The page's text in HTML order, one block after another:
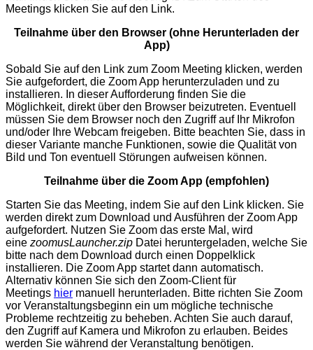
Meetings klicken Sie auf den Link.
Teilnahme über den Browser (ohne Herunterladen der
App)
Sobald Sie auf den Link zum Zoom Meeting klicken, werden
Sie aufgefordert, die Zoom App herunterzuladen und zu
installieren. In dieser Aufforderung finden Sie die
Möglichkeit, direkt über den Browser beizutreten. Eventuell
müssen Sie dem Browser noch den Zugriff auf Ihr Mikrofon
und/oder Ihre Webcam freigeben. Bitte beachten Sie, dass in
dieser Variante manche Funktionen, sowie die Qualität von
Bild und Ton eventuell Störungen aufweisen können.
Teilnahme über die Zoom App (empfohlen)
Starten Sie das Meeting, indem Sie auf den Link klicken. Sie
werden direkt zum Download und Ausführen der Zoom App
aufgefordert. Nutzen Sie Zoom das erste Mal, wird
eine zoomusLauncher.zip Datei heruntergeladen, welche Sie
bitte nach dem Download durch einen Doppelklick
installieren. Die Zoom App startet dann automatisch.
Alternativ können Sie sich den Zoom-Client für
Meetings hier manuell herunterladen. Bitte richten Sie Zoom
vor Veranstaltungsbeginn ein um mögliche technische
Probleme rechtzeitig zu beheben. Achten Sie auch darauf,
den Zugriff auf Kamera und Mikrofon zu erlauben. Beides
werden Sie während der Veranstaltung benötigen.